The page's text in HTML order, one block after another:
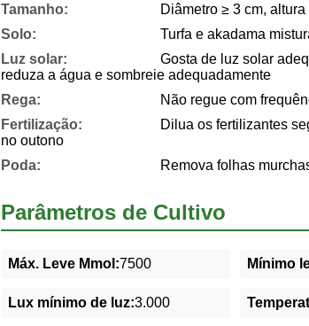
Tamanho:
Diâmetro ≥ 3 cm,
Solo:
Turfa e akadama
Luz solar:
Gosta de luz solar
reduza a água e sombreie adequadamente
Rega:
Não regue com
Fertilização:
Dilua os fertilizantes
no outono
Poda:
Remova folhas
Parâmetros de Cultivo
Máx. Leve Mmol:7500 Mínimo
Lux mínimo de luz:3.000